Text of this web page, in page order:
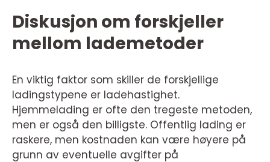
Diskusjon om forskjeller
mellom lademetoder
En viktig faktor som skiller de forskjellige
ladingstypene er ladehastighet.
Hjemmelading er ofte den tregeste metoden,
men er også den billigste. Offentlig lading er
raskere, men kostnaden kan være høyere på
grunn av eventuelle avgifter på